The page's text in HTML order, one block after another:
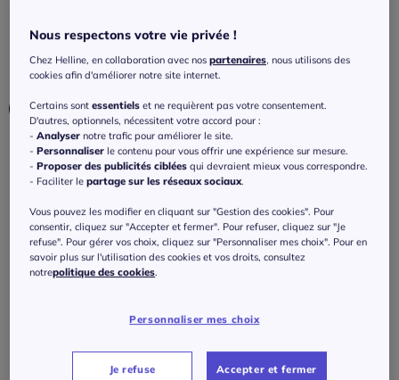
Couleur :couleur ivoire-marine imprimé
Modèle :
Taille standard
Longueur courte
Taille standard
Taille :
Veuillez sélectionner une taille
Nous respectons votre vie privée !
Chez Helline, en collaboration avec nospartenaires, nous utilisons des
cookies afin d'améliorer notre site internet.
Certains sontessentiels et ne requièrent pas votre consentement.
D'autres, optionnels, nécessitent votre accord pour :
-Analyser notre trafic pour améliorer le site.
-Personnaliser le contenu pour vous offrir une expérience sur mesure.
-Proposer des publicités ciblées qui devraient mieux vous correspondre.
- Faciliter lepartage sur les réseaux sociaux.
Vous pouvez les modifier en cliquant sur "Gestion des cookies". Pour
consentir, cliquez sur "Accepter et fermer". Pour refuser, cliquez sur "Je
refuse". Pour gérer vos choix, cliquez sur "Personnaliser mes choix". Pour en
savoir plus sur l'utilisation des cookies et vos droits, consultez
notrepolitique des cookies.
Personnaliser mes choix
Je refuse Accepter et fermer